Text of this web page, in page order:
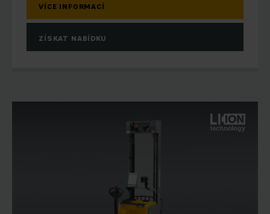
VÍCE INFORMACÍ
ZÍSKAT NABÍDKU